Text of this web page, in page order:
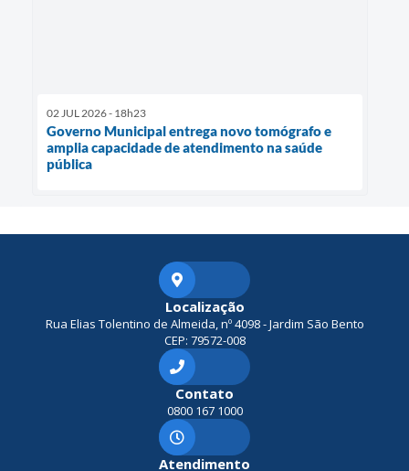
02 JUL 2026 - 18h23
Governo Municipal entrega novo tomógrafo e
amplia capacidade de atendimento na saúde
pública
Localização
Rua Elias Tolentino de Almeida, nº 4098 - Jardim São Bento
CEP: 79572-008
Contato
0800 167 1000
Atendimento